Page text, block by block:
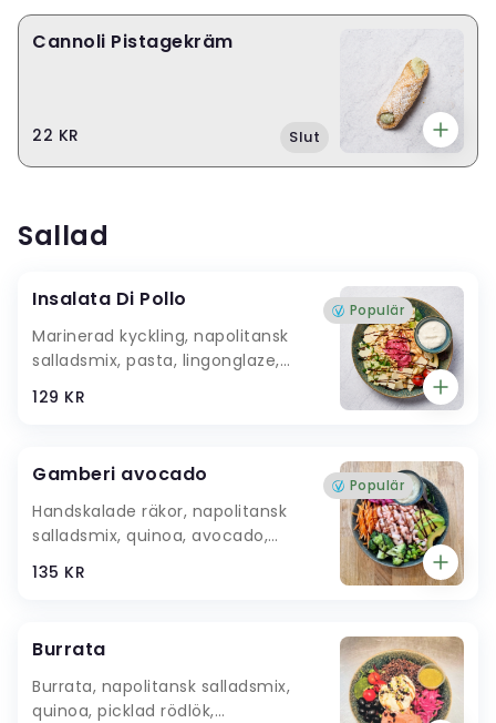
Cannoli Pistagekräm
22 KR Slut
Sallad
Insalata Di Pollo
Marinerad kyckling, napolitansk
salladsmix, pasta, lingonglaze,
körsbärstomater, Grana Padano,
129 KR
Populär
Gamberi avocado
Handskalade räkor, napolitansk
salladsmix, quinoa, avocado,
riven rotfrukt, bladpersilja, lime-
135 KR
Populär
Burrata
Burrata, napolitansk salladsmix,
quinoa, picklad rödlök,